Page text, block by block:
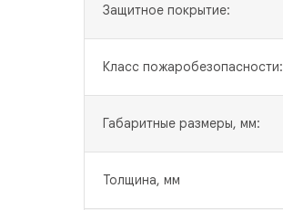
Защитное покрытие:
Класс пожаробезопасности:
Габаритные размеры, мм:
Толщина, мм